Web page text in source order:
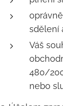
sdělení
Váš
480/
nebo